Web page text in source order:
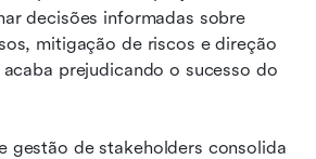
decisões informadas sobre
mitigação de riscos e direção
prejudicando o sucesso do
gestão de stakeholders consolida